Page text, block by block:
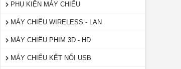
PHỤ KIỆN MÁY CHIẾU
MÁY CHIẾU WIRELESS - LAN
MÁY CHIẾU PHIM 3D - HD
MÁY CHIẾU KẾT NỐI USB